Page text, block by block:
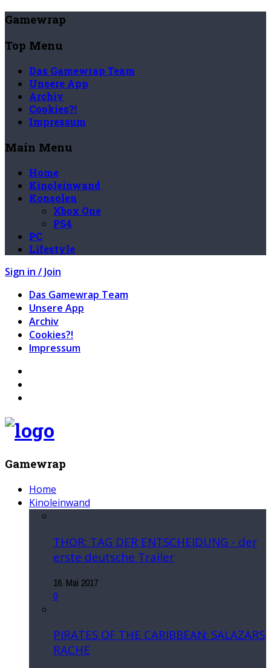
Gamewrap
Top Menu
Das Gamewrap Team
Unsere App
Archiv
Cookies?!
Impressum
Main Menu
Home
Kinoleinwand
Konsolen
Xbox One
PS4
PC
Lifestyle
Sign in / Join
Das Gamewrap Team
Unsere App
Archiv
Cookies?!
Impressum
Gamewrap
Home
Kinoleinwand
THOR: TAG DER ENTSCHEIDUNG - der
erste deutsche Trailer
16. Mai 2017
0
PIRATES OF THE CARIBBEAN: SALAZARS
RACHE